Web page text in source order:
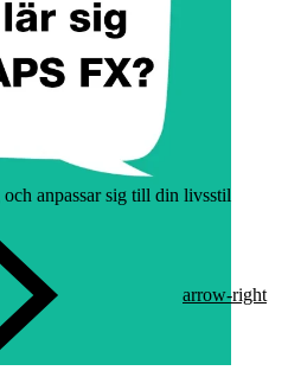
anpassar sig till din livsstil
arrow-right